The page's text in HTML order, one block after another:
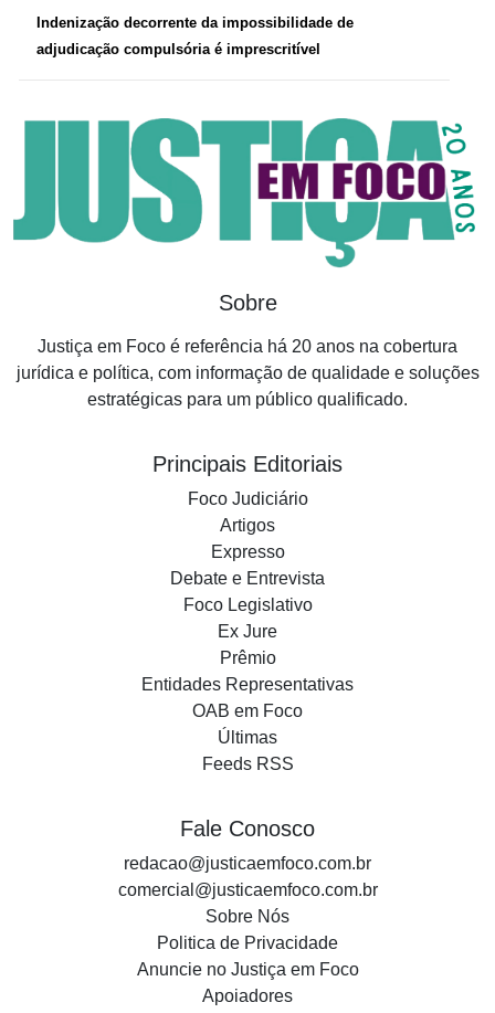
Indenização decorrente da impossibilidade de
adjudicação compulsória é imprescritível
Sobre
Justiça em Foco é referência há 20 anos na cobertura
jurídica e política, com informação de qualidade e soluções
estratégicas para um público qualificado.
Principais Editoriais
Foco Judiciário
Artigos
Expresso
Debate e Entrevista
Foco Legislativo
Ex Jure
Prêmio
Entidades Representativas
OAB em Foco
Últimas
Feeds RSS
Fale Conosco
redacao@justicaemfoco.com.br
comercial@justicaemfoco.com.br
Sobre Nós
Politica de Privacidade
Anuncie no Justiça em Foco
Apoiadores